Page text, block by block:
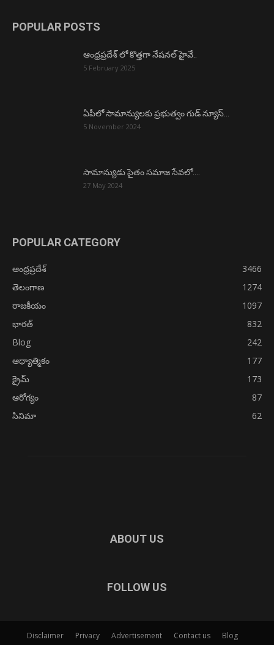
POPULAR POSTS
ఆంధ్రప్రదేశ్ లో కొత్తగా నేషనల్ హైవే..
5 February 2025
ఏపీలో సామాన్యులకు ప్రభుత్వం గుడ్ న్యూస్…
5 November 2024
సామాన్యుడు సైతం సమాజ సేవలో….
27 May 2024
POPULAR CATEGORY
ఆంధ్రప్రదేశ్
3466
తెలంగాణ
1274
రాజకీయం
1097
భారత్
832
Blog
242
ఆధ్యాత్మికం
177
క్రైమ్
173
ఆరోగ్యం
87
సినిమా
62
ABOUT US
FOLLOW US
Disclaimer Privacy Advertisement Contact us
Blog